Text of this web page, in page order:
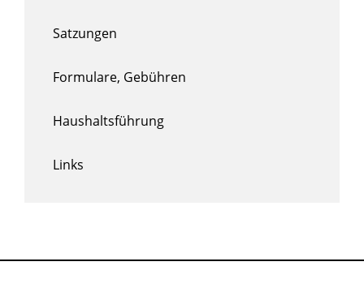
Satzungen
Formulare, Gebühren
Haushaltsführung
Links